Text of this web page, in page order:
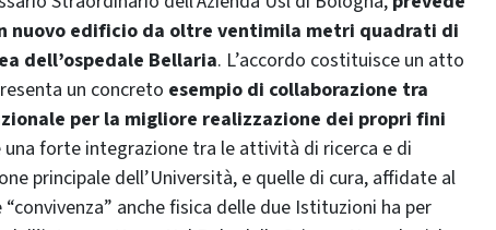
nuovo edificio da oltre ventimila metri quadrati di
dell’ospedale Bellaria. L’accordo costituisce un atto
un concreto esempio di collaborazione tra
per la migliore realizzazione dei propri fini
forte integrazione tra le attività di ricerca e di
principale dell’Università, e quelle di cura, affidate al
anche fisica delle due Istituzioni ha per